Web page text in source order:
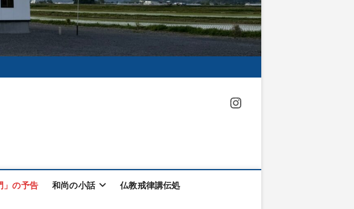
Instagram
」の予告 和尚の小話 仏教戒律講伝処